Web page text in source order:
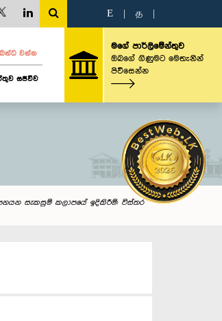
E த
වන්න
සජීවීව
මගේ පාර්ලිමේන්තුව
ඔබගේ ගිණුමට මෙතැනින්
පිවිසෙන්න
සැකසුම් කලාපයේ ඉදිකිරීම්: විස්තර